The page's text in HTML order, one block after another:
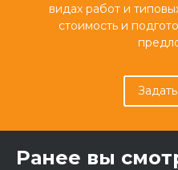
видах работ и
стоимость и
Ранее вы